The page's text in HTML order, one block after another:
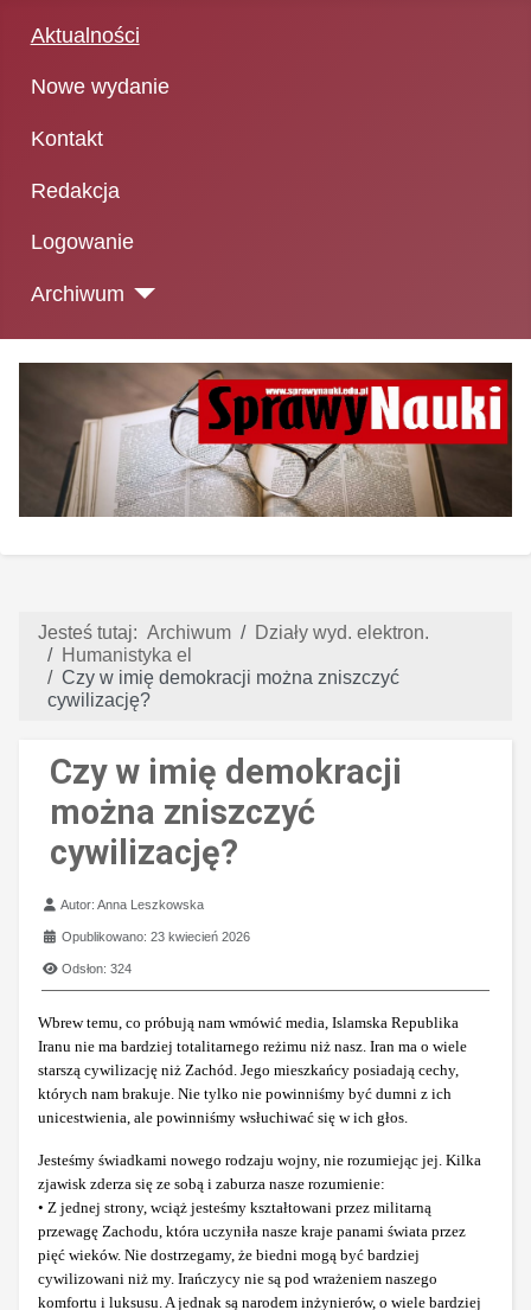
Aktualności
Nowe wydanie
Kontakt
Redakcja
Logowanie
Archiwum
Jesteś tutaj: Archiwum
Działy wyd. elektron.
Humanistyka el
Czy w imię demokracji można zniszczyć
cywilizację?
Czy w imię demokracji
można zniszczyć
cywilizację?
Szczegóły
Autor:Anna Leszkowska
Opublikowano: 23 kwiecień 2026
Odsłon: 324
Wbrew temu, co próbują nam wmówić media, Islamska Republika
Iranu nie ma bardziej totalitarnego reżimu niż nasz. Iran ma o wiele
starszą cywilizację niż Zachód. Jego mieszkańcy posiadają cechy,
których nam brakuje. Nie tylko nie powinniśmy być dumni z ich
unicestwienia, ale powinniśmy wsłuchiwać się w ich głos.
Jesteśmy świadkami nowego rodzaju wojny, nie rozumiejąc jej. Kilka
zjawisk zderza się ze sobą i zaburza nasze rozumienie:
• Z jednej strony, wciąż jesteśmy kształtowani przez militarną
przewagę Zachodu, która uczyniła nasze kraje panami świata przez
pięć wieków. Nie dostrzegamy, że biedni mogą być bardziej
cywilizowani niż my. Irańczycy nie są pod wrażeniem naszego
komfortu i luksusu. A jednak są narodem inżynierów, o wiele bardziej